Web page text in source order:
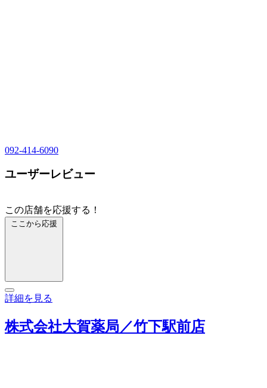
092-414-6090
ユーザーレビュー
この店舗を応援する！
ここから応援
詳細を見る
株式会社大賀薬局／竹下駅前店